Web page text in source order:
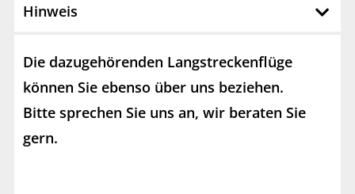
Hinweis
Die dazugehörenden Langstreckenflüge
können Sie ebenso über uns beziehen.
Bitte sprechen Sie uns an, wir beraten Sie
gern.